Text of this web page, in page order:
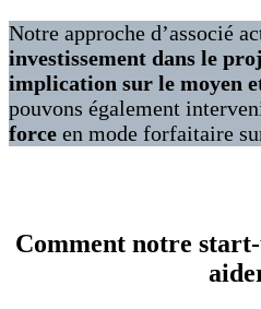
Notre approche d’associé
investissement dans le
implication sur le moyen
pouvons également
force en mode forfaitaire
Comment notre